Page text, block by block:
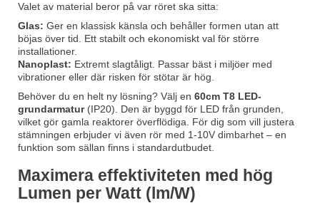
Valet av material beror på var röret ska sitta:
Glas: Ger en klassisk känsla och behåller formen utan att
böjas över tid. Ett stabilt och ekonomiskt val för större
installationer.
Nanoplast: Extremt slagtåligt. Passar bäst i miljöer med
vibrationer eller där risken för stötar är hög.
Behöver du en helt ny lösning? Välj en 60cm T8 LED-
grundarmatur(IP20). Den är byggd för LED från grunden,
vilket gör gamla reaktorer överflödiga. För dig som vill justera
stämningen erbjuder vi även rör med 1-10V dimbarhet – en
funktion som sällan finns i standardutbudet.
Maximera effektiviteten med hög
Lumen per Watt (lm/W)